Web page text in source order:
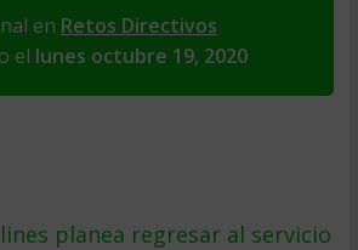
en Retos Directivos
el lunes octubre 19, 2020
planea regresar al servicio